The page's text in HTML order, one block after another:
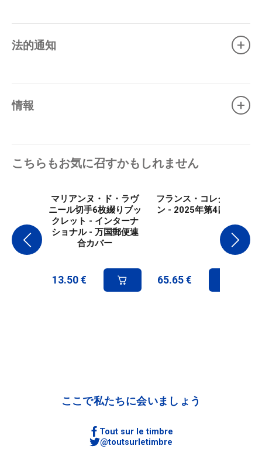
法的通知 +
情報 +
こちらもお気に召すかもしれません
マリアンヌ・ド・ラヴ
ニール切手6枚綴りブッ
クレット - インターナ
ショナル - 万国郵便連
合カバー
13.50 €
フランス・コレクショ
ン - 2025年第4四半期
65.65 €
ここで私たちに会いましょう
Tout sur le timbre
@toutsurletimbre